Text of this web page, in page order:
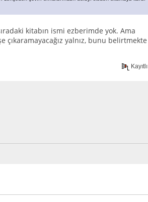
kitabın ismi ezberimde yok. Ama
yalnız, bunu belirtmekte
Kayıtlı